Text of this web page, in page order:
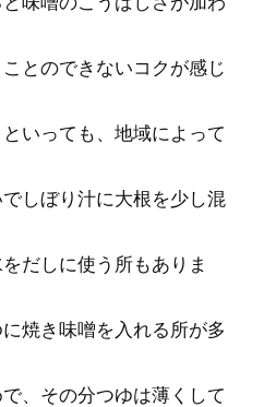
とのできないコクが感じ
いっても、地域によって
しぼり汁に大根を少し混
だしに使う所もありま
焼き味噌を入れる所が多
、その分つゆは薄くして